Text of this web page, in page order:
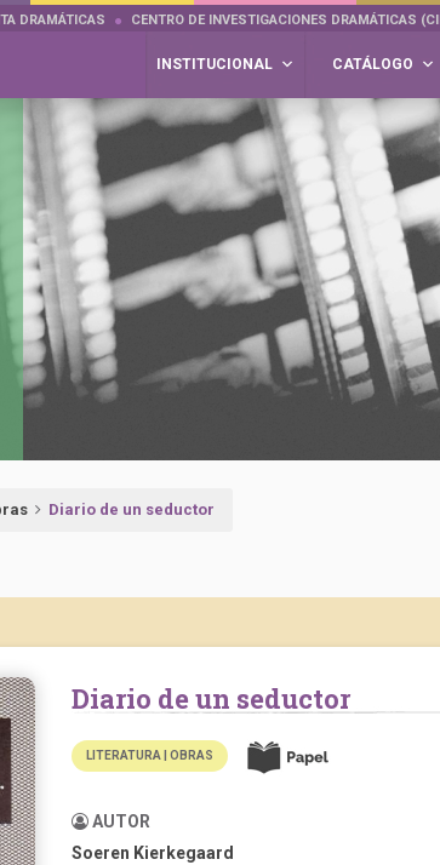
DRAMÁTICAS CENTRO DE INVESTIGACIONES DRAMÁTICAS
INSTITUCIONAL CATÁLOGO
Diario de un seductor
Diario de un seductor
LITERATURA | OBRAS
AUTOR
Soeren Kierkegaard